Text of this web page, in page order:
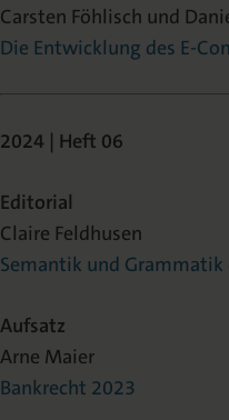
Carsten Föhlisch und
Die Entwicklung des E-
2024 | Heft 06
Editorial
Claire Feldhusen
Semantik und
Aufsatz
Arne Maier
Bankrecht 2023